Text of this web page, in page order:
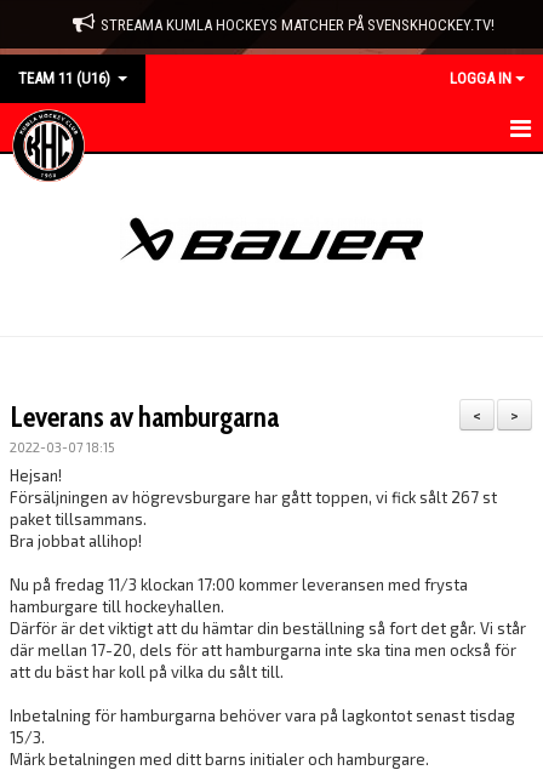
STREAMA KUMLA HOCKEYS MATCHER PÅ SVENSKHOCKEY.TV!
TEAM 11 (U16) LOGGA IN
HEM
DOKUMENT
KONTAKT
>
<
Leverans av hamburgarna
2022-03-07 18:15
Hejsan!
Försäljningen av högrevsburgare har gått toppen, vi fick sålt 267 st
paket tillsammans.
Bra jobbat allihop!
Nu på fredag 11/3 klockan 17:00 kommer leveransen med frysta
hamburgare till hockeyhallen.
Därför är det viktigt att du hämtar din beställning så fort det går. Vi står
där mellan 17-20, dels för att hamburgarna inte ska tina men också för
att du bäst har koll på vilka du sålt till.
Inbetalning för hamburgarna behöver vara på lagkontot senast tisdag
15/3.
Märk betalningen med ditt barns initialer och hamburgare.